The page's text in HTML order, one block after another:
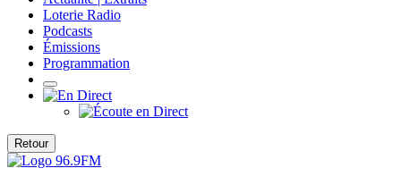
Loterie Radio
Podcasts
Émissions
Programmation
Retour